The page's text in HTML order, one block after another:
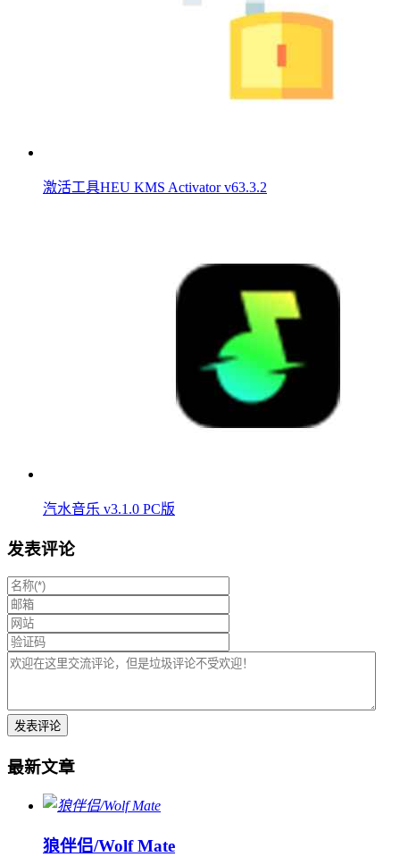
激活工具HEU KMS Activator v63.3.2
汽水音乐 v3.1.0 PC版
发表评论
最新文章
狼伴侣/Wolf Mate